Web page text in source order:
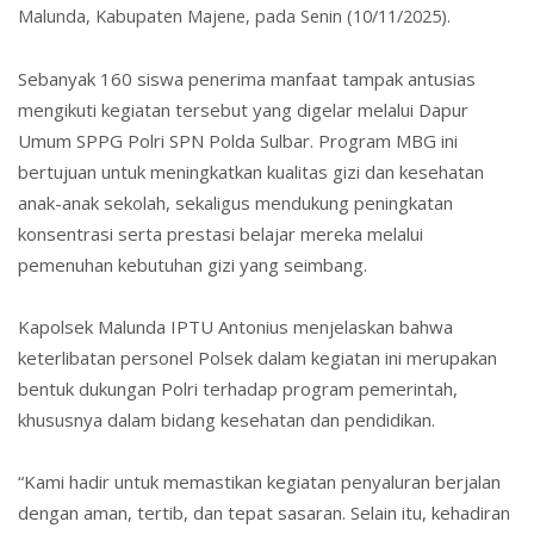
Malunda, Kabupaten Majene, pada Senin (10/11/2025).
Sebanyak 160 siswa penerima manfaat tampak antusias
mengikuti kegiatan tersebut yang digelar melalui Dapur
Umum SPPG Polri SPN Polda Sulbar. Program MBG ini
bertujuan untuk meningkatkan kualitas gizi dan kesehatan
anak-anak sekolah, sekaligus mendukung peningkatan
konsentrasi serta prestasi belajar mereka melalui
pemenuhan kebutuhan gizi yang seimbang.
Kapolsek Malunda IPTU Antonius menjelaskan bahwa
keterlibatan personel Polsek dalam kegiatan ini merupakan
bentuk dukungan Polri terhadap program pemerintah,
khususnya dalam bidang kesehatan dan pendidikan.
“Kami hadir untuk memastikan kegiatan penyaluran berjalan
dengan aman, tertib, dan tepat sasaran. Selain itu, kehadiran